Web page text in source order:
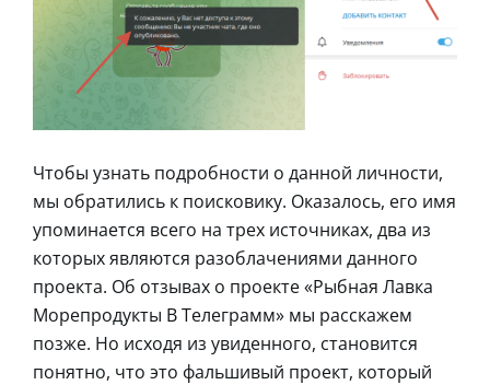
Чтобы узнать подробности о данной личности,
мы обратились к поисковику. Оказалось, его имя
упоминается всего на трех источниках, два из
которых являются разоблачениями данного
проекта. Об отзывах о проекте «Рыбная Лавка
Морепродукты В Телеграмм» мы расскажем
позже. Но исходя из увиденного, становится
понятно, что это фальшивый проект, который